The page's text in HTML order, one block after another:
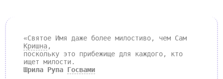
«Святое Имя даже более милостиво, чем Сам
Кришна,
поскольку это прибежище для каждого, кто
ищет милости.
Шрила Рупа Госвами